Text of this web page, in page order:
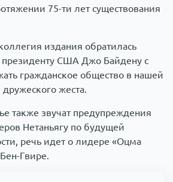
75-ти лет существования
издания обратилась
президенту США Джо Байдену с
гражданское общество в нашей
дружеского жеста.
также звучат предупреждения
Нетаньягу по будущей
речь идет о лидере «Оцма
Гвире.